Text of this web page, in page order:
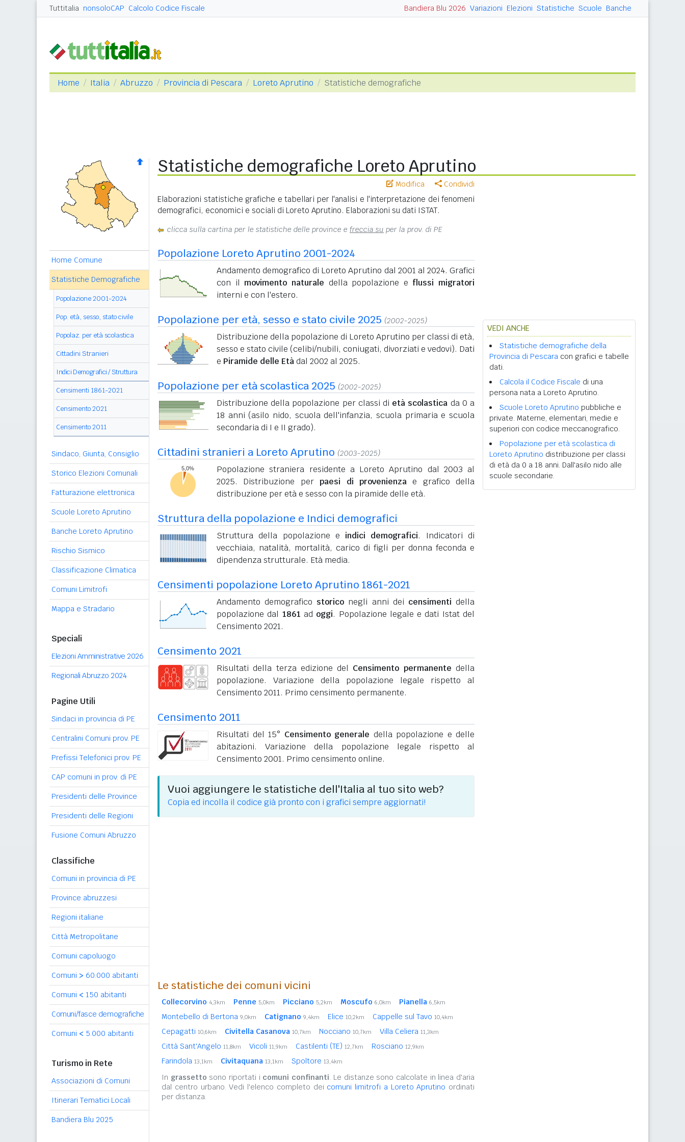
Tuttitalia nonsoloCAP Calcolo Codice Fiscale Bandiera Blu 2026 Variazioni Elezioni Statistiche Scuole Banche
Home Italia Abruzzo Provincia di Pescara Loreto Aprutino Statistiche demografiche
Home Comune
Statistiche Demografiche
Popolazione 2001-2024
Pop. età, sesso, stato civile
Popolaz. per età scolastica
Cittadini Stranieri
Indici Demografici / Struttura
Censimenti 1861-2021
Censimento 2021
Censimento 2011
Sindaco, Giunta, Consiglio
Storico Elezioni Comunali
Fatturazione elettronica
Scuole Loreto Aprutino
Banche Loreto Aprutino
Rischio Sismico
Classificazione Climatica
Comuni Limitrofi
Mappa e Stradario
Speciali
Elezioni Amministrative 2026
Regionali Abruzzo 2024
Pagine Utili
Sindaci in provincia di PE
Centralini Comuni prov. PE
Prefissi Telefonici prov. PE
CAP comuni in prov. di PE
Presidenti delle Province
Presidenti delle Regioni
Fusione Comuni Abruzzo
Classifiche
Comuni in provincia di PE
Province abruzzesi
Regioni italiane
Città Metropolitane
Comuni capoluogo
Comuni > 60.000 abitanti
Comuni < 150 abitanti
Comuni/fasce demografiche
Comuni < 5.000 abitanti
Turismo in Rete
Associazioni di Comuni
Itinerari Tematici Locali
Bandiera Blu 2025
Statistiche demografiche Loreto Aprutino
Modifica Condividi
Elaborazioni statistiche grafiche e tabellari per l'analisi e l'interpretazione dei fenomeni
demografici, economici e sociali di Loreto Aprutino. Elaborazioni su dati ISTAT.
clicca sulla cartina per le statistiche delle province e freccia su per la prov. di PE
Popolazione Loreto Aprutino 2001-2024
Andamento demografico di Loreto Aprutino dal 2001 al 2024. Grafici
con il movimento naturale della popolazione e flussi migratori
interni e con l'estero.
Popolazione per età, sesso e stato civile 2025 (2002-2025)
Distribuzione della popolazione di Loreto Aprutino per classi di età,
sesso e stato civile (celibi/nubili, coniugati, divorziati e vedovi). Dati
e Piramide delle Etàdal 2002 al 2025.
Popolazione per età scolastica 2025 (2002-2025)
Distribuzione della popolazione per classi di età scolastica da 0 a
18 anni (asilo nido, scuola dell'infanzia, scuola primaria e scuola
secondaria di I e II grado).
Cittadini stranieri a Loreto Aprutino (2003-2025)
Popolazione straniera residente a Loreto Aprutino dal 2003 al
2025. Distribuzione perpaesi di provenienzae grafico della
distribuzione per età e sesso con la piramide delle età.
Struttura della popolazione e Indici demografici
Struttura della popolazione e indici demografici. Indicatori di
vecchiaia, natalità, mortalità, carico di figli per donna feconda e
dipendenza strutturale. Età media.
Censimenti popolazione Loreto Aprutino 1861-2021
Andamento demografico storico negli anni dei censimenti della
popolazione dal 1861 ad oggi. Popolazione legale e dati Istat del
Censimento 2021.
Censimento 2021
Risultati della terza edizione del Censimento permanente della
popolazione. Variazione della popolazione legale rispetto al
Censimento 2011. Primo censimento permanente.
Censimento 2011
Risultati del 15° Censimento generale della popolazione e delle
abitazioni. Variazione della popolazione legale rispetto al
Censimento 2001. Primo censimento online.
Vuoi aggiungere le statistiche dell'Italia al tuo sito web?
Copia ed incolla il codice già pronto con i grafici sempre aggiornati!
Le statistiche dei comuni vicini
Collecorvino 4,3km Penne 5,0km Picciano 5,2km Moscufo 6,0km Pianella 6,5km
Montebello di Bertona 9,0km Catignano 9,4km Elice 10,2km Cappelle sul Tavo 10,4km
Cepagatti 10,6km Civitella Casanova 10,7km Nocciano 10,7km Villa Celiera 11,3km
Città Sant'Angelo 11,8km Vicoli 11,9km Castilenti (TE) 12,7km Rosciano 12,9km
Farindola 13,1km Civitaquana 13,1km Spoltore 13,4km
In grassetto sono riportati i comuni confinanti. Le distanze sono calcolate in linea d'aria
dal centro urbano. Vedi l'elenco completo dei comuni limitrofi a Loreto Aprutino ordinati
per distanza.
VEDI ANCHE
Statistiche demografiche della
Provincia di Pescara con grafici e tabelle
dati.
Calcola il Codice Fiscale di una
persona nata a Loreto Aprutino.
Scuole Loreto Aprutino pubbliche e
private. Materne, elementari, medie e
superiori con codice meccanografico.
Popolazione per età scolastica di
Loreto Aprutino distribuzione per classi
di età da 0 a 18 anni. Dall'asilo nido alle
scuole secondarie.